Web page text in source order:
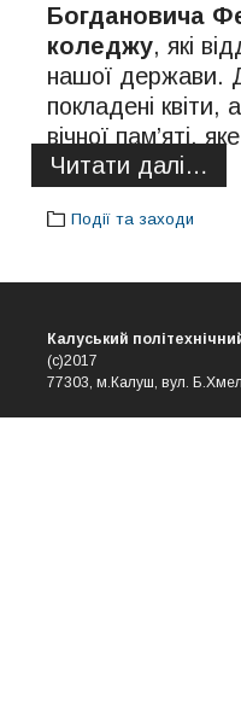
Богдановича
коледжу, які
нашої держави.
покладені квіти,
вічної пам’яті,
Читати далі…
Події та заходи
Калуський
(с)2017
77303, м.Калуш, вул.